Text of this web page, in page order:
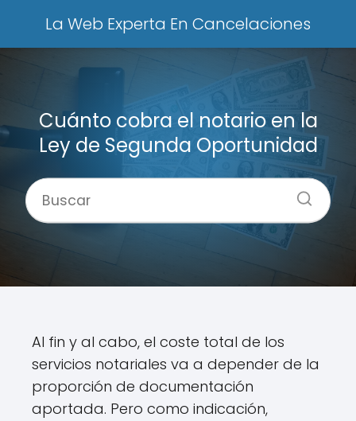
La Web Experta En Cancelaciones
Cuánto cobra el notario en la
Ley de Segunda Oportunidad
Al fin y al cabo, el coste total de los
servicios notariales va a depender de la
proporción de documentación
aportada. Pero como indicación,